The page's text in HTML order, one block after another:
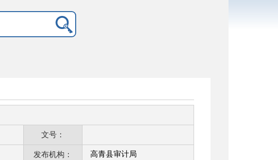
文号：
发布机构： 高青县审计局